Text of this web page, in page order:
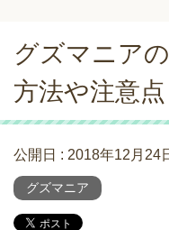
グズマニア
方法や注意点
公開日 : 2018年12月24
グズマニア